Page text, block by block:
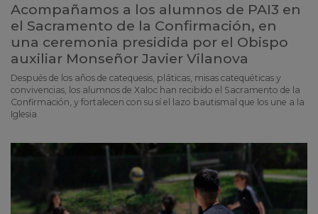
Acompañamos a los alumnos de PAI3 en
el Sacramento de la Confirmación, en
una ceremonia presidida por el Obispo
auxiliar Monseñor Javier Vilanova
Después de los años de catequesis, pláticas, misas catequéticas y
convivencias, los alumnos de Xaloc han recibido el Sacramento de la
Confirmación, y fortalecen con su sí el lazo bautismal que los une a la
Iglesia